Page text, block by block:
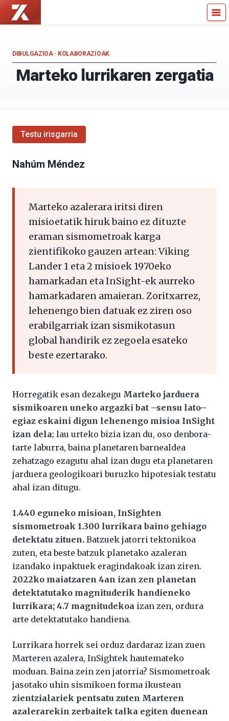
Zientzia
Kultura
Katedra
Kultura
Marteko lurrikaren zergatia
DIBULGAZIOA· KOLABORAZIOAK
Testu irisgarria
Nahúm Méndez
Marteko azalerara iritsi diren
misioetatik hiruk baino ez dituzte
eraman sismometroak karga
zientifikoko gauzen artean: Viking
Lander 1 eta 2 misioek 1970eko
hamarkadan eta InSight-ek aurreko
hamarkadaren amaieran. Zoritxarrez,
lehenengo bien datuak ez ziren oso
erabilgarriak izan sismikotasun
global handirik ez zegoela esateko
beste ezertarako.
Horregatik esan dezakegu Marteko jarduera
sismikoaren uneko argazki bat –sensu lato–
egiaz eskaini digun lehenengo misioa InSight
izan dela; lau urteko bizia izan du, oso denbora-
tarte laburra, baina planetaren barnealdea
zehatzago ezagutu ahal izan dugu eta planetaren
jarduera geologikoari buruzko hipotesiak testatu
ahal izan ditugu.
1.440 eguneko misioan, InSighten
sismometroak 1.300 lurrikara baino gehiago
detektatu zituen. Batzuek jatorri tektonikoa
zuten, eta beste batzuk planetako azaleran
izandako inpaktuek eragindakoak izan ziren.
2022ko maiatzaren 4an izan zen planetan
detektatutako magnituderik handieneko
lurrikara; 4.7 magnitudekoa izan zen, ordura
arte detektatutako handiena.
Lurrikara horrek sei orduz dardaraz izan zuen
Marteren azalera, InSightek hautemateko
moduan. Baina zein zen jatorria? Sismometroak
jasotako uhin sismikoen forma ikustean
zientzialariek pentsatu zuten Marteren
azalerarekin zerbaitek talka egiten duenean